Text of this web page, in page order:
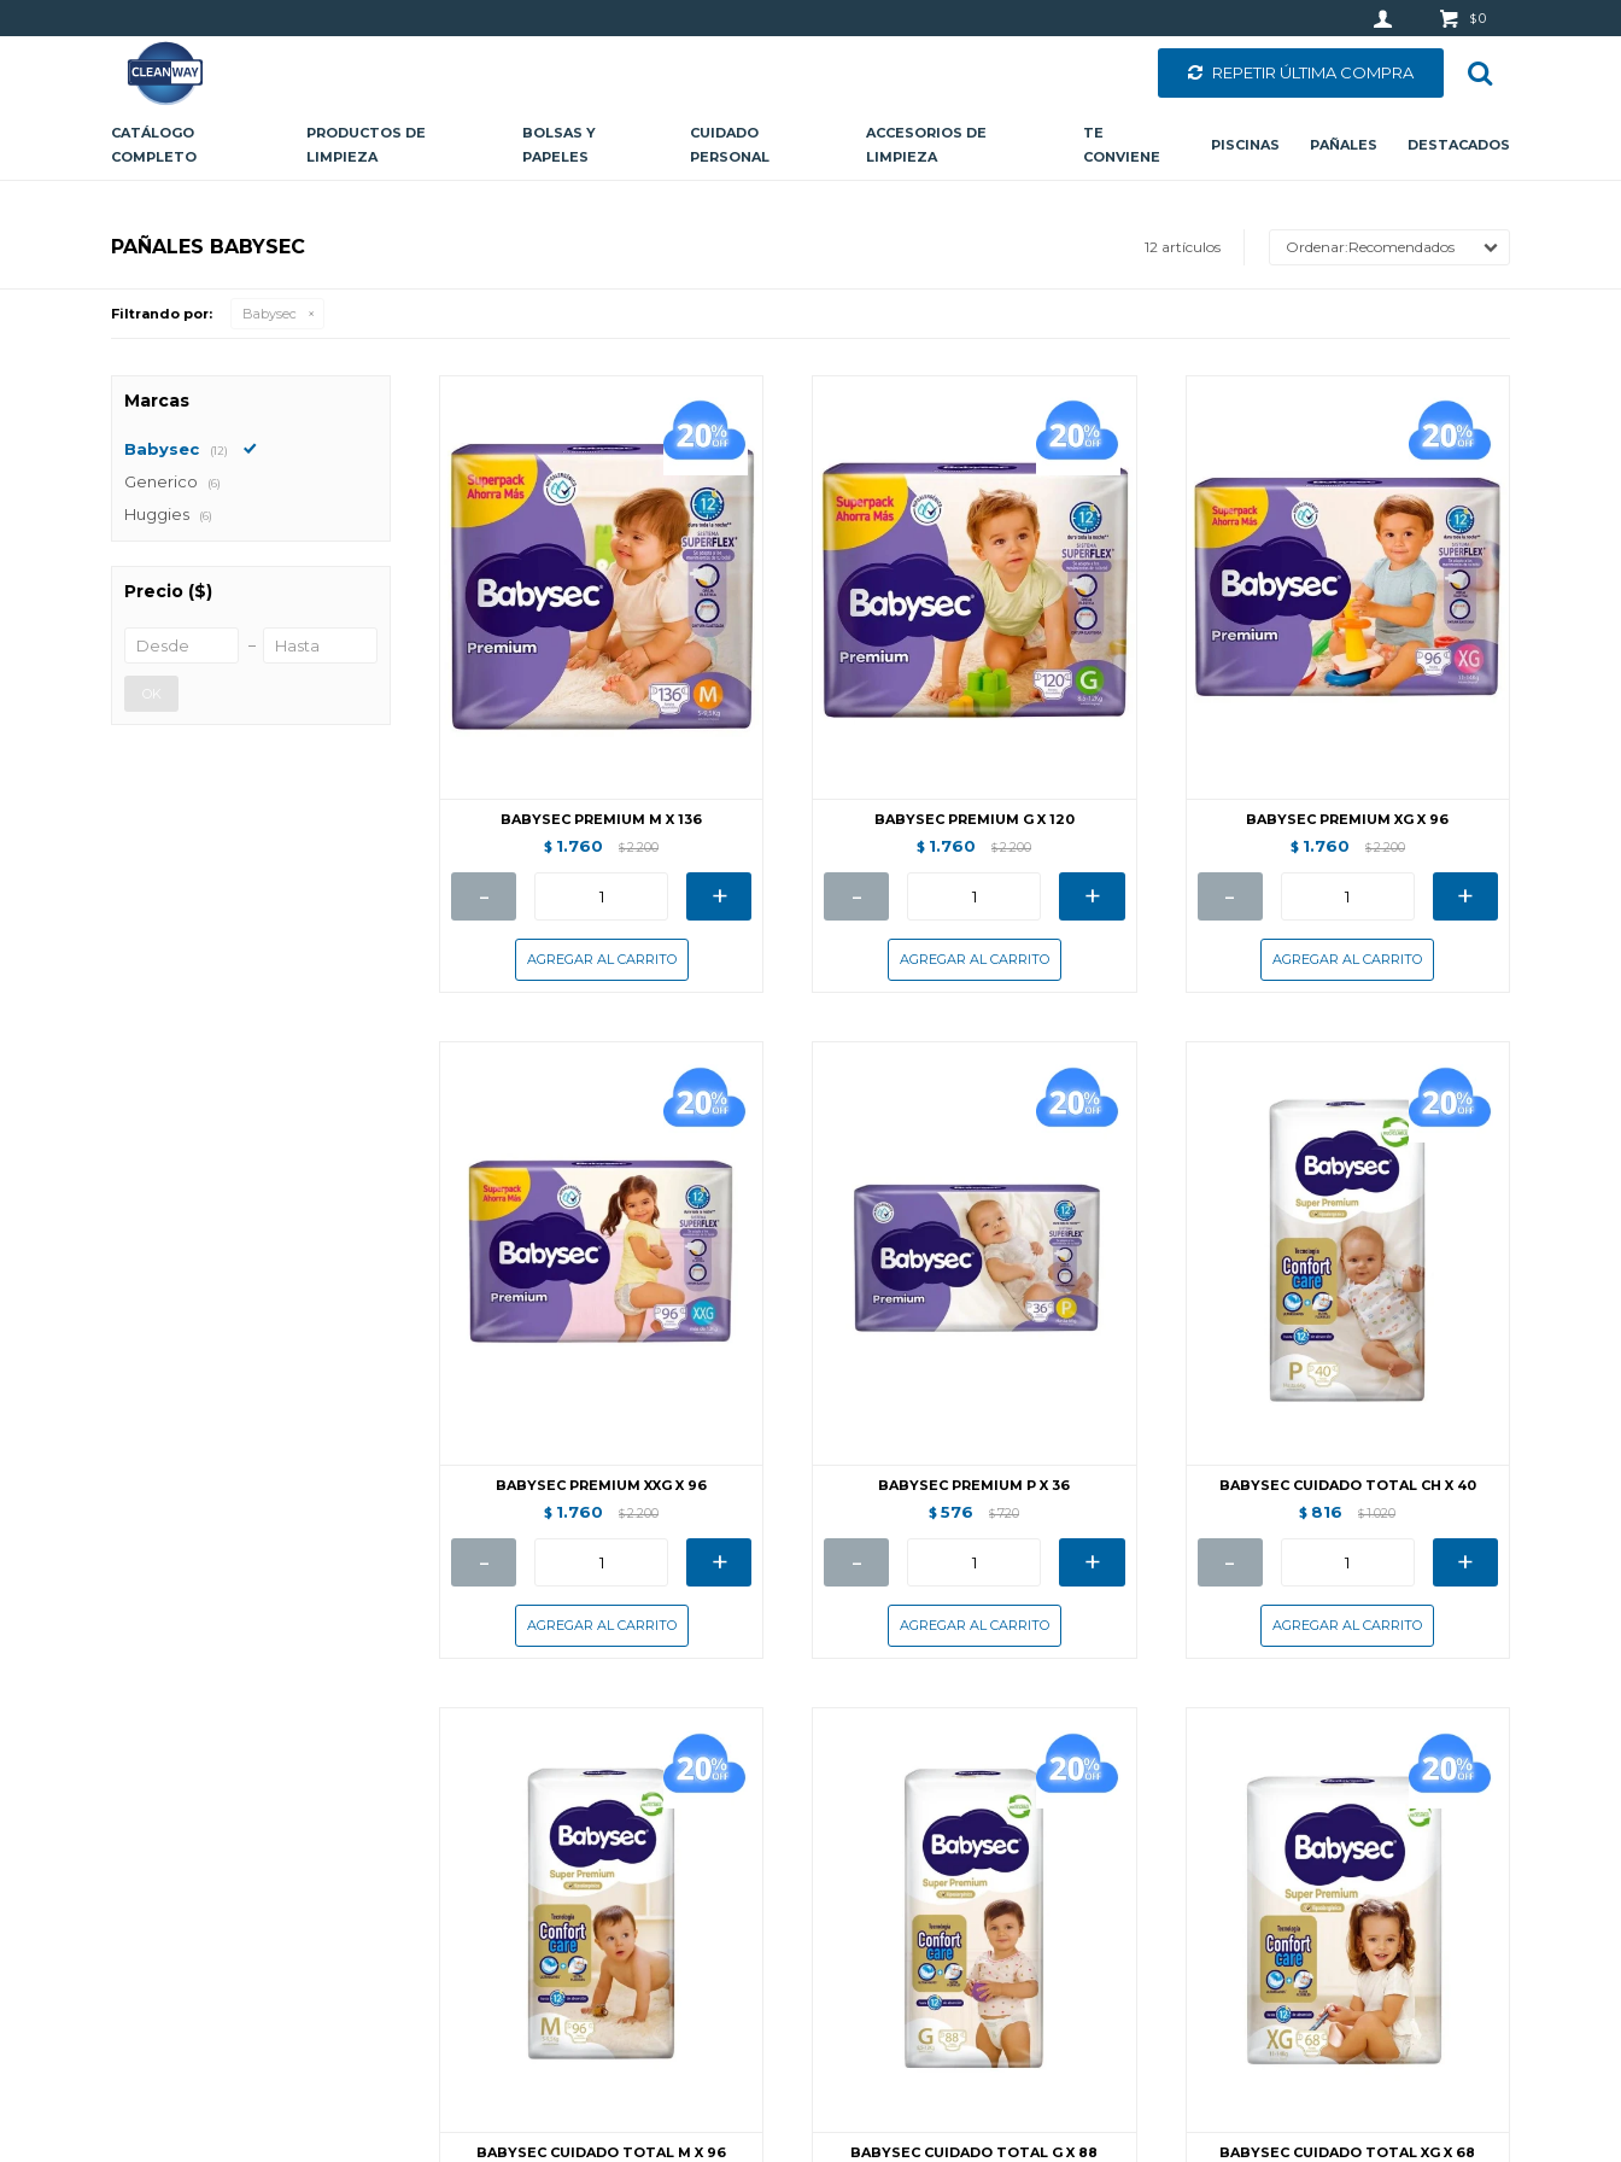
CATÁLOGO
COMPLETO
PRODUCTOS DE
LIMPIEZA
BOLSAS Y
PAPELES
CUIDADO
PERSONAL
ACCESORIOS DE
LIMPIEZA
TE
CONVIENE
PISCINAS PAÑALES DESTACADOS
REPETIR ÚLTIMA COMPRA
$0
PAÑALES BABYSEC 12 artículos Recomendados
Filtrando por: Babysec
BABYSEC PREMIUM M X 136
$ 1.760 $ 2.200
- +
BABYSEC PREMIUM G X 120
$ 1.760 $ 2.200
- +
BABYSEC PREMIUM XG X 96
$ 1.760 $ 2.200
- +
BABYSEC PREMIUM XXG X 96
$ 1.760 $ 2.200
- +
BABYSEC PREMIUM P X 36
$ 576 $ 720
- +
BABYSEC CUIDADO TOTAL CH X 40
$ 816 $ 1.020
- +
BABYSEC CUIDADO TOTAL M X 96 BABYSEC CUIDADO TOTAL G X 88 BABYSEC CUIDADO TOTAL XG X 68
Marcas
Babysec (12)
Generico (6)
Huggies (6)
Precio ($)
OK